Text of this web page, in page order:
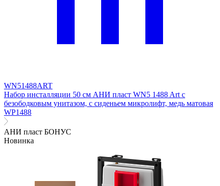
WN51488ART
Набор инсталляции 50 см АНИ пласт WN5 1488 Art с
безободковым унитазом, с сиденьем микролифт, медь матовая
WP1488
АНИ пласт БОНУС
Новинка